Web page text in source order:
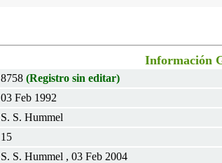
Información
8758 (Registro sin editar)
03 Feb 1992
S. S. Hummel
15
S. S. Hummel , 03 Feb 2004